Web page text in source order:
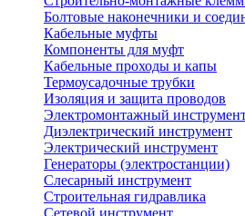
Болтовые наконечники и
Кабельные муфты
Компоненты для муфт
Кабельные проходы и капы
Термоусадочные трубки
Изоляция и защита проводов
Электромонтажный
Диэлектрический инструмент
Электрический инструмент
Генераторы (электростанции)
Слесарный инструмент
Строительная гидравлика
Сетевой инструмент